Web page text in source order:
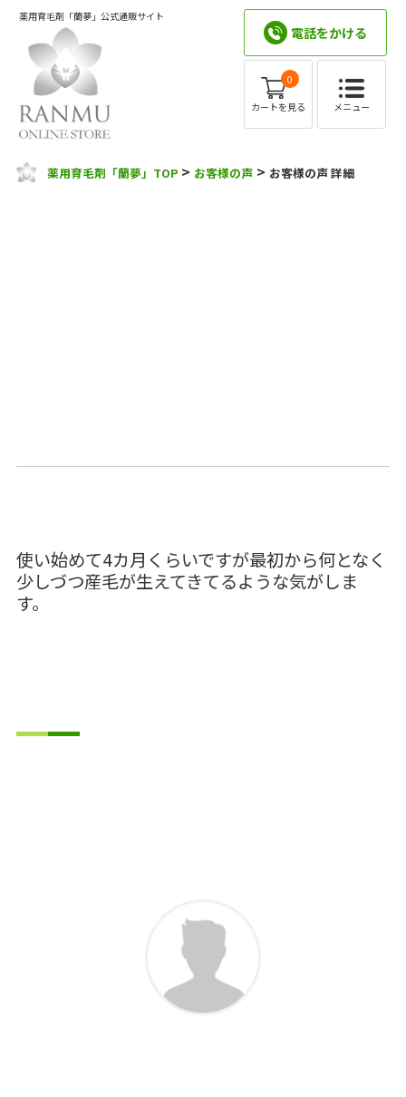
薬用育毛剤「蘭夢」公式通販サイト
電話をかける
0
カートを見る メニュー
薬用育毛剤「蘭夢」TOP > お客様の声 > お客様の声 詳細
使い始めて4カ月くらいですが最初から何となく
少しづつ産毛が生えてきてるような気がしま
す。